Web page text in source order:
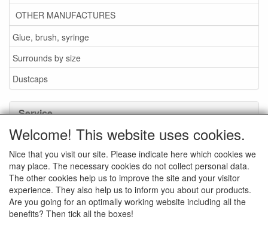
OTHER MANUFACTURES
Glue, brush, syringe
Surrounds by size
Dustcaps
Service
Glue / Brush / Fluid
Foam or rubber surrounds?
Important when ordering
News
Contact data
Welcome! This website uses cookies.
Nice that you visit our site. Please indicate here which cookies we
may place. The necessary cookies do not collect personal data.
The other cookies help us to improve the site and your visitor
experience. They also help us to inform you about our products.
Are you going for an optimally working website including all the
benefits? Then tick all the boxes!